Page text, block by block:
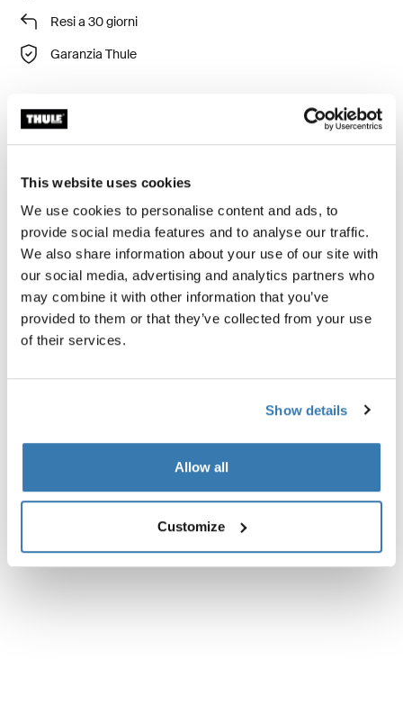
This website uses cookies
We use cookies to personalise content and ads, to
provide social media features and to analyse our traffic.
We also share information about your use of our site with
our social media, advertising and analytics partners who
may combine it with other information that you’ve
provided to them or that they’ve collected from your use
of their services.
Show details
Allow all
Customize
Resi a 30 giorni
Garanzia Thule
La borsa da manubrio Thule Chasm mantiene piccoli
Toggle overview
Descrizione del prodotto
Toggle features
Tutte le caratteristiche
Toggle techspec
Specifiche tecniche